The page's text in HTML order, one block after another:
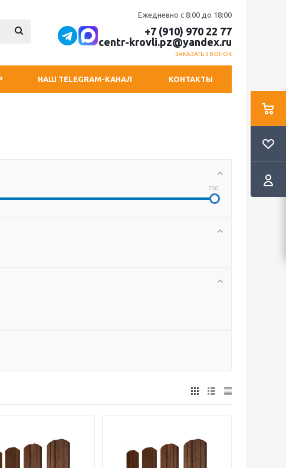
Ежедневно с 8:00 до 18:00
+7 (910) 970 22 77
centr-krovli.pz@yandex.ru
ЗАКАЗАТЬ ЗВОНОК
НАШ TELEGRAM-КАНАЛ КОНТАКТЫ
750